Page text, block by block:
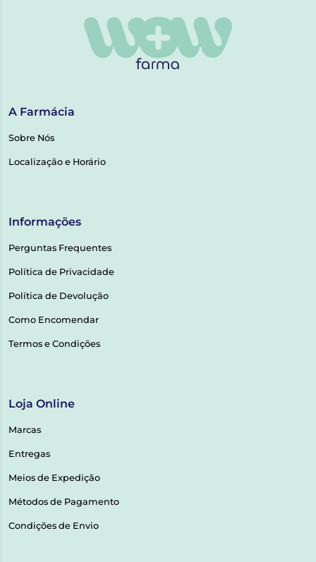
A Farmácia
Sobre Nós
Localização e Horário
Informações
Perguntas Frequentes
Política de Privacidade
Política de Devolução
Como Encomendar
Termos e Condições
Loja Online
Marcas
Entregas
Meios de Expedição
Métodos de Pagamento
Condições de Envio